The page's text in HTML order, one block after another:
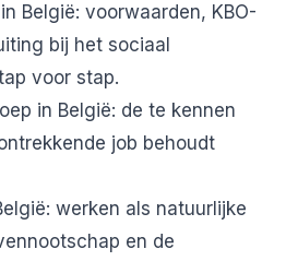
België: voorwaarden, KBO-
bij het sociaal
voor stap.
in België: de te kennen
job behoudt
: werken als natuurlijke
en de